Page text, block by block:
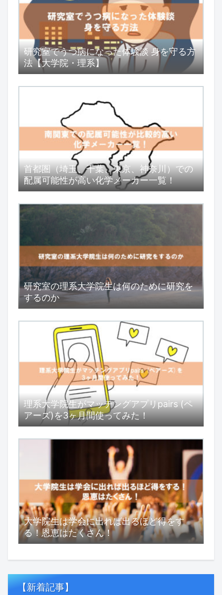
研究室でうつ病になった体験談 身を守る方
法【大学院・理系】
首都圏（埼玉、千葉、東京、神奈川）での
配属可能性が高い化学メーカー一覧！
研究室の理系大学院生は何のために研究を
するのか
理系大学院生がマッチングアプリpairs (ペ
アーズ)を3ヶ月間使ってみた！
大学院生は学会に出れば出るほど得をす
る！恩恵はたくさん！
【新着記事】